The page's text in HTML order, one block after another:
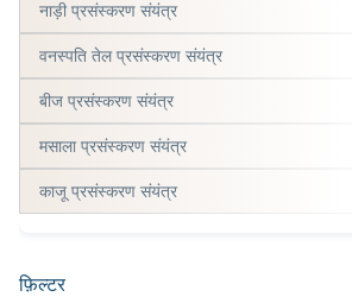
नाड़ी प्रसंस्करण संयंत्र
वनस्पति तेल प्रसंस्करण संयंत्र
बीज प्रसंस्करण संयंत्र
मसाला प्रसंस्करण संयंत्र
काजू प्रसंस्करण संयंत्र
फ़िल्टर